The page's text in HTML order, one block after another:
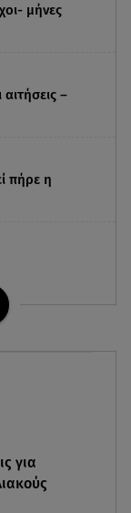
μήνες
–
πήρε η
σου
για